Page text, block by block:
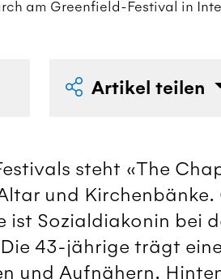
am Greenfield-Festival in
Artikel teilen
steht «The
und Kirchenbänke.
ist Sozialdiakonin bei
43-jährige trägt
und Aufnähern.